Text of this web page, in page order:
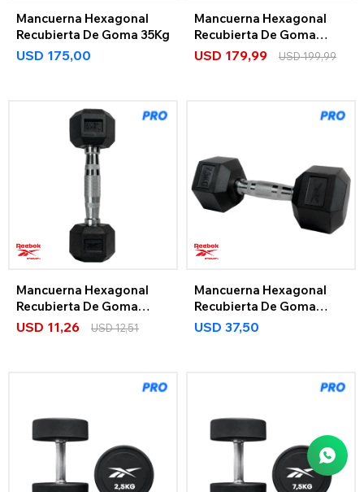
Mancuerna Hexagonal
Recubierta De Goma 35Kg
USD 175,00
Mancuerna Hexagonal
Recubierta De Goma
40Kg
USD 179,99 USD199,99
Mancuerna Hexagonal
Recubierta De Goma
2.5Kg
USD 11,26 USD12,51
Mancuerna Hexagonal
Recubierta De Goma
7.5Kg
USD 37,50